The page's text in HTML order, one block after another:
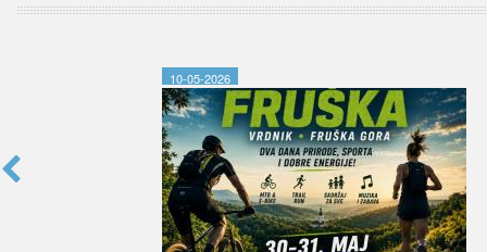
10-05-2026